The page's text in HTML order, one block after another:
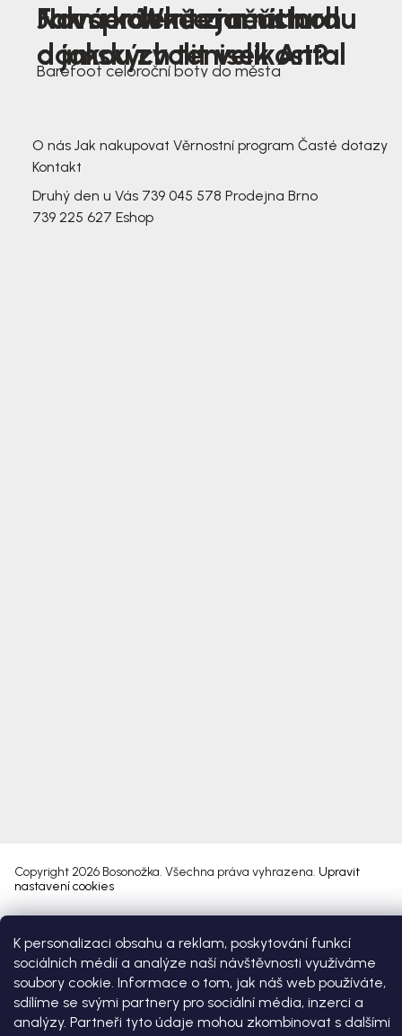
K personalizaci obsahu a reklam, poskytování funkcí
sociálních médií a analýze naší návštěvnosti využíváme
soubory cookie. Informace o tom, jak náš web používáte,
sdílíme se svými partnery pro sociální média, inzerci a
analýzy. Partneři tyto údaje mohou zkombinovat s dalšími
Nová kolekce jarních
dámských tenisek Antal
Jak správně změřit nohu
a jakou zvolit velikost?
Farmer Winter mustard
Barefoot celoroční boty do města
O nás Jak nakupovat Věrnostní program Časté dotazy
Kontakt
Druhý den u Vás 739 045 578 Prodejna Brno
739 225 627 Eshop
Copyright 2026 Bosonožka. Všechna práva vyhrazena. Upravit
nastavení cookies